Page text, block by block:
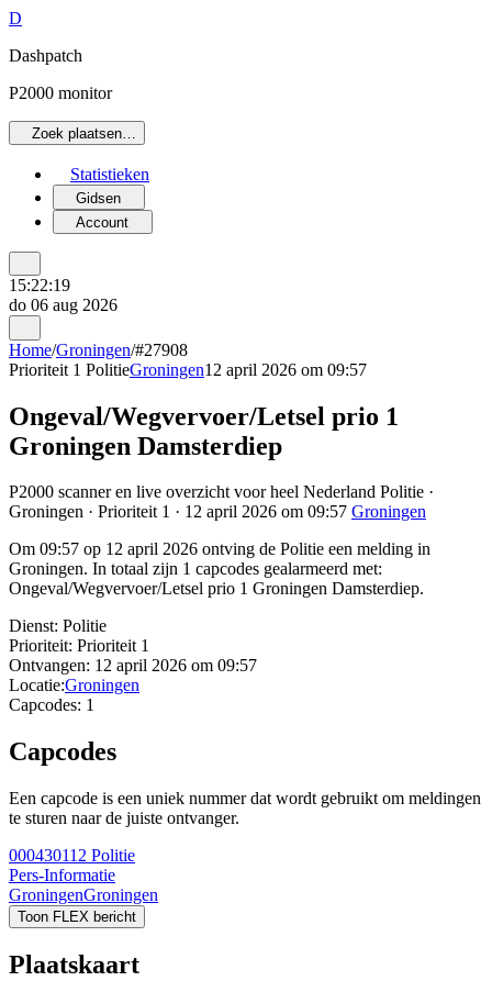
D
Dashpatch
P2000 monitor
Zoek plaatsen…
Statistieken
Gidsen
Account
15:22:19
do 06 aug 2026
Home/Groningen/#27908
Prioriteit 1 PolitieGroningen12 april 2026 om 09:57
Ongeval/Wegvervoer/Letsel prio 1
Groningen Damsterdiep
P2000 scanner en live overzicht voor heel Nederland Politie ·
Groningen · Prioriteit 1 · 12 april 2026 om 09:57 Groningen
Om 09:57 op 12 april 2026 ontving de Politie een melding in
Groningen. In totaal zijn 1 capcodes gealarmeerd met:
Ongeval/Wegvervoer/Letsel prio 1 Groningen Damsterdiep.
Dienst: Politie
Prioriteit: Prioriteit 1
Ontvangen: 12 april 2026 om 09:57
Locatie:Groningen
Capcodes: 1
Capcodes
Een capcode is een uniek nummer dat wordt gebruikt om meldingen
te sturen naar de juiste ontvanger.
000430112 Politie
Pers-Informatie
GroningenGroningen
Toon FLEX bericht
Plaatskaart